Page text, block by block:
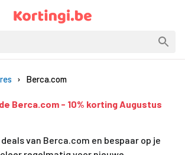
Berca.com
Berca.com - 10% korting Augustus
van Berca.com en bespaar op je